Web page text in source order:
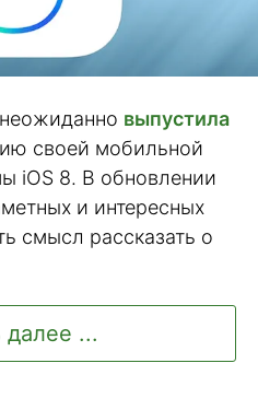
выпустила
своей мобильной
iOS 8. В обновлении
и интересных
смысл рассказать о
далее ...